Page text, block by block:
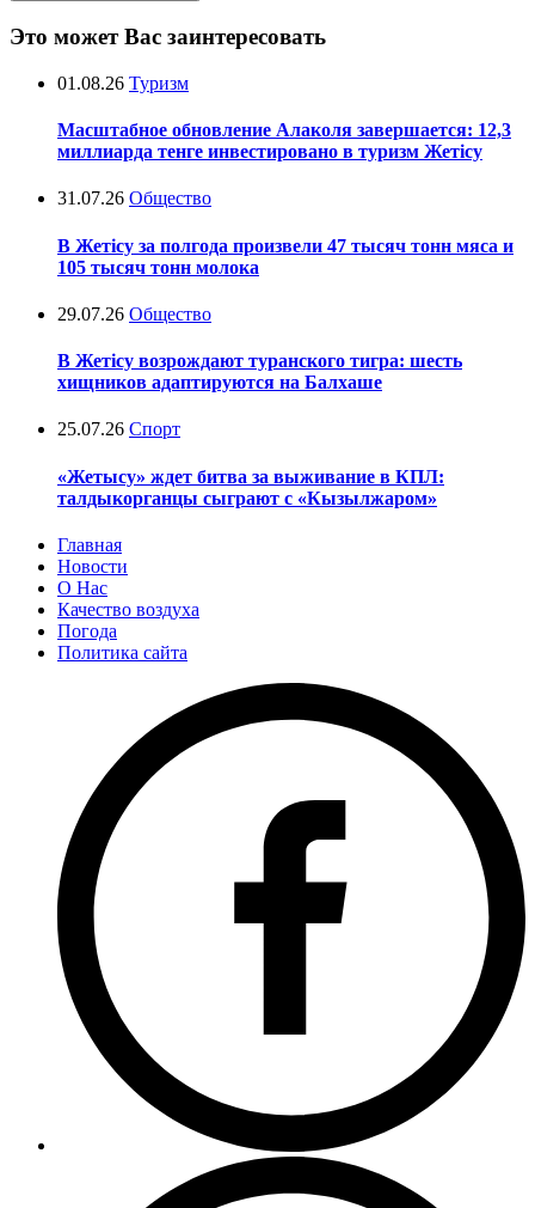
Это может Вас заинтересовать
01.08.26 Туризм
Масштабное обновление Алаколя завершается: 12,3
миллиарда тенге инвестировано в туризм Жетісу
31.07.26 Общество
В Жетісу за полгода произвели 47 тысяч тонн мяса и
105 тысяч тонн молока
29.07.26 Общество
В Жетісу возрождают туранского тигра: шесть
хищников адаптируются на Балхаше
25.07.26 Спорт
«Жетысу» ждет битва за выживание в КПЛ:
талдыкорганцы сыграют с «Кызылжаром»
Главная
Новости
О Нас
Качество воздуха
Погода
Политика сайта